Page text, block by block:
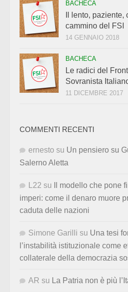
BACHECA
Il lento, paziente,
cammino del FSI
14 GENNAIO 2018
BACHECA
Le radici del
Sovranista
11 DICEMBRE 2017
COMMENTI RECENTI
ernesto su Un pensiero su
Salerno Aletta
L22 su
Il modello che pone
imperi: come il denaro muore
caduta delle nazioni
Simone Garilli su Una tesi
l’instabilità istituzionale come
collaterale della democrazia
AR su La Patria non è più